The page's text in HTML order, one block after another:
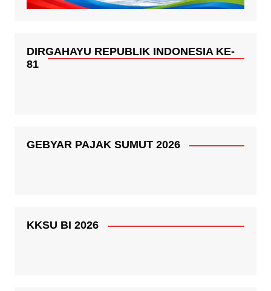
DIRGAHAYU REPUBLIK INDONESIA KE-
81
GEBYAR PAJAK SUMUT 2026
KKSU BI 2026